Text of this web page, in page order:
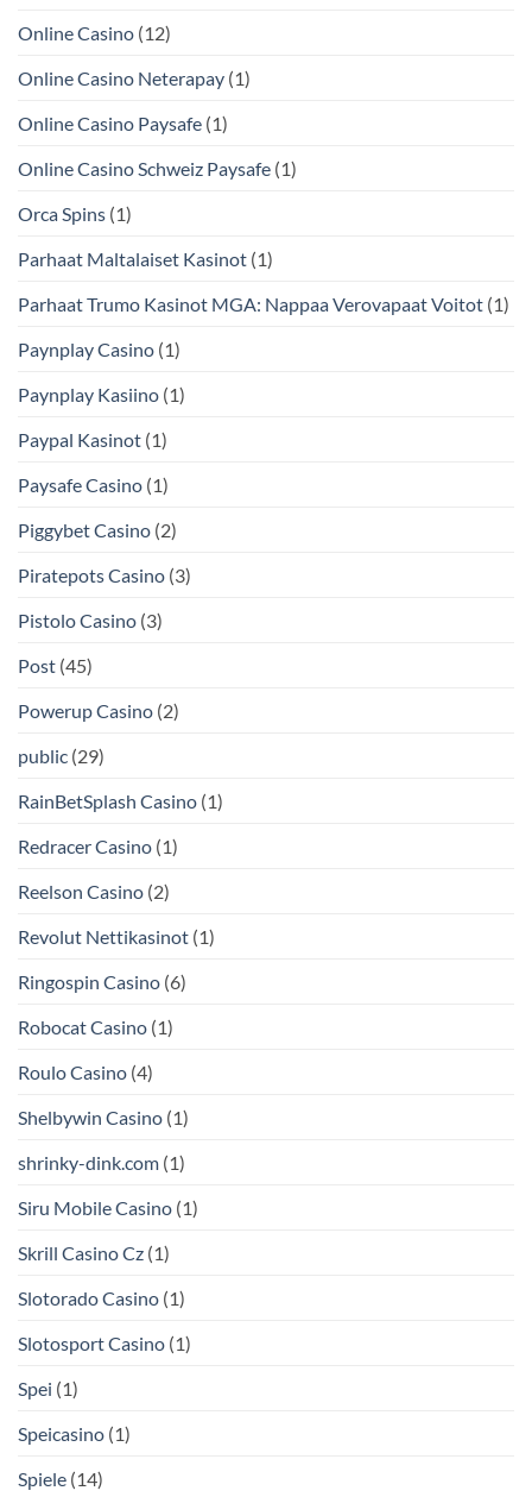
Online Casino (12)
Online Casino Neterapay (1)
Online Casino Paysafe (1)
Online Casino Schweiz Paysafe (1)
Orca Spins (1)
Parhaat Maltalaiset Kasinot (1)
Parhaat Trumo Kasinot MGA: Nappaa Verovapaat Voitot (1)
Paynplay Casino (1)
Paynplay Kasiino (1)
Paypal Kasinot (1)
Paysafe Casino (1)
Piggybet Casino (2)
Piratepots Casino (3)
Pistolo Casino (3)
Post (45)
Powerup Casino (2)
public (29)
RainBetSplash Casino (1)
Redracer Casino (1)
Reelson Casino (2)
Revolut Nettikasinot (1)
Ringospin Casino (6)
Robocat Casino (1)
Roulo Casino (4)
Shelbywin Casino (1)
shrinky-dink.com (1)
Siru Mobile Casino (1)
Skrill Casino Cz (1)
Slotorado Casino (1)
Slotosport Casino (1)
Spei (1)
Speicasino (1)
Spiele (14)